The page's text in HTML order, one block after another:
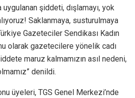
uygulanan şiddeti, dışlamayı, yok
Saklanmaya, susturulmaya
Gazeteciler Sendikası Kadın
olarak gazetecilere yönelik cadı
maruz kalmamızın asıl nedeni,
denildi.
üyeleri, TGS Genel Merkezi’nde